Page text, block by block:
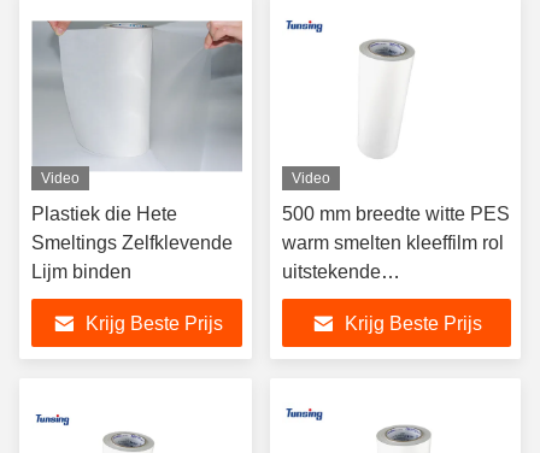
Video
Plastiek die Hete
Smeltings Zelfklevende
Lijm binden
Krijg Beste Prijs
Video
500 mm breedte witte PES
warm smelten kleeffilm rol
uitstekende
heatoverdracht film voor
borduurplaten backing
Krijg Beste Prijs